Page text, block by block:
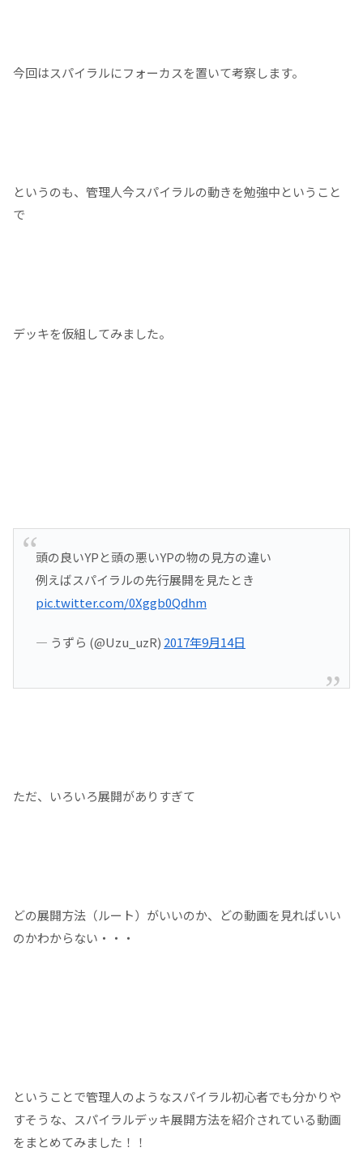
今回はスパイラルにフォーカスを置いて考察します。
というのも、管理人今スパイラルの動きを勉強中ということ
で
デッキを仮組してみました。
頭の良いYPと頭の悪いYPの物の見方の違い
例えばスパイラルの先行展開を見たとき
pic.twitter.com/0Xggb0Qdhm
— うずら (@Uzu_uzR) 2017年9月14日
ただ、いろいろ展開がありすぎて
どの展開方法（ルート）がいいのか、どの動画を見ればいい
のかわからない・・・
ということで管理人のようなスパイラル初心者でも分かりや
すそうな、スパイラルデッキ展開方法を紹介されている動画
をまとめてみました！！